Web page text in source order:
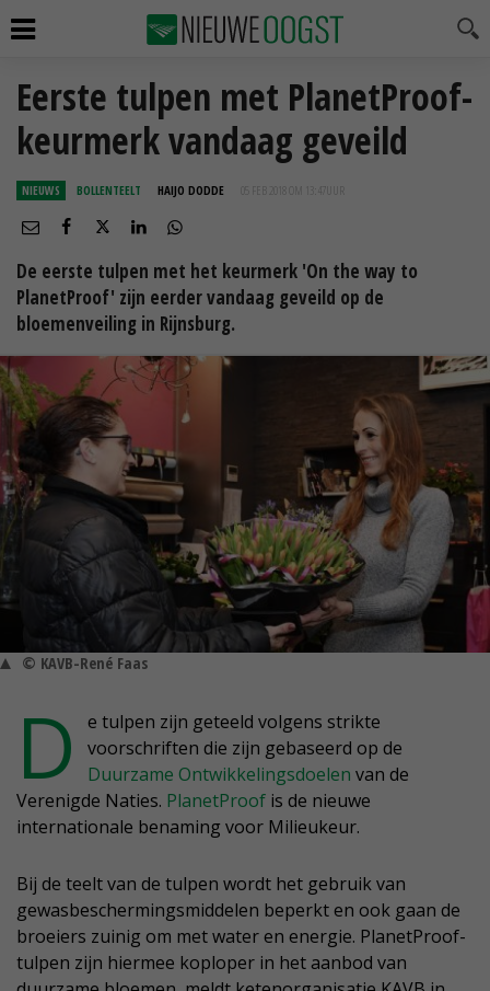
Eerste tulpen met PlanetProof-
keurmerk vandaag geveild
NIEUWS BOLLENTEELT HAIJO DODDE 05 FEB 2018 OM 13:47
De eerste tulpen met het keurmerk 'On the way to
PlanetProof' zijn eerder vandaag geveild op de
bloemenveiling in Rijnsburg.
© KAVB-René Faas
D
e tulpen zijn geteeld volgens strikte
voorschriften die zijn gebaseerd op de
Duurzame Ontwikkelingsdoelen van de
Verenigde Naties. PlanetProof is de nieuwe
internationale benaming voor Milieukeur.
Bij de teelt van de tulpen wordt het gebruik van
gewasbeschermingsmiddelen beperkt en ook gaan de
broeiers zuinig om met water en energie. PlanetProof-
tulpen zijn hiermee koploper in het aanbod van